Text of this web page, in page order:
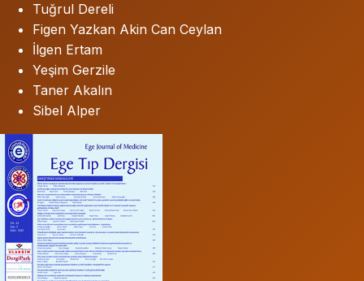
Tuğrul Dereli
Figen Yazkan Akin Can Ceylan
İlgen Ertam
Yeşim Gerzile
Taner Akalın
Sibel Alper